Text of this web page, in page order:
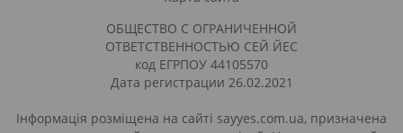
ОБЩЕСТВО С ОГРАНИЧЕННОЙ
ОТВЕТСТВЕННОСТЬЮ СЕЙ ЙЕС
код ЕГРПОУ 44105570
Дата регистрации 26.02.2021
Інформація розміщена на сайті sayyes.com.ua, призначена